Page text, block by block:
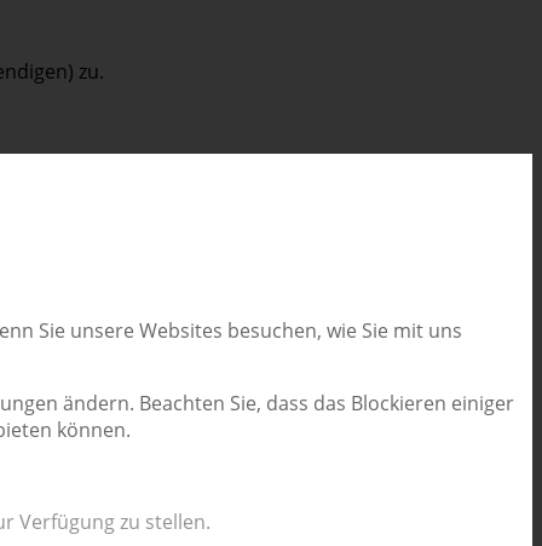
zu.
Sie unsere Websites besuchen, wie Sie mit uns
ändern. Beachten Sie, dass das Blockieren einiger
können.
Verfügung zu stellen.